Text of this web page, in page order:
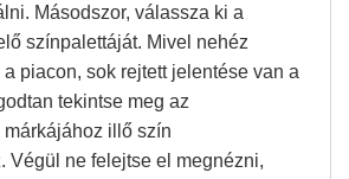
Másodszor, válassza ki a
színpalettáját. Mivel nehéz
piacon, sok rejtett jelentése van a
tekintse meg az
illő szín
Végül ne felejtse el megnézni,